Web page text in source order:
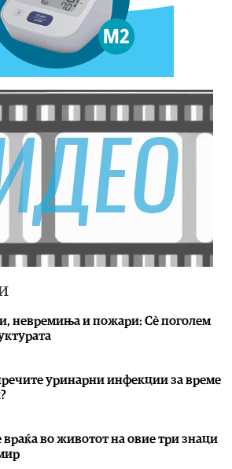
невремиња и пожари: Сè поголем
уринарни инфекции за време
во животот на овие три знаци